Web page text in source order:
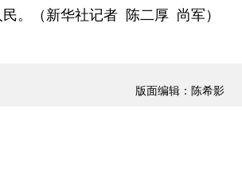
。（新华社记者 陈二厚 尚军）
版面编辑：陈希影